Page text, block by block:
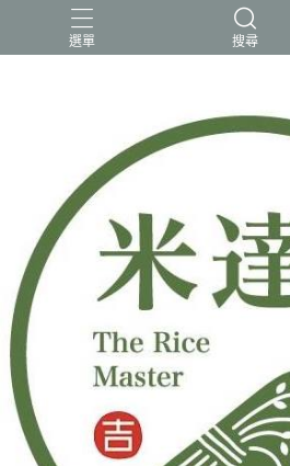
選單 搜尋